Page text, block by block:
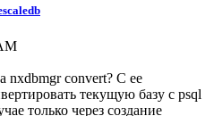
nxdbmgr convert? С ее
текущую базу с psql
только через создание